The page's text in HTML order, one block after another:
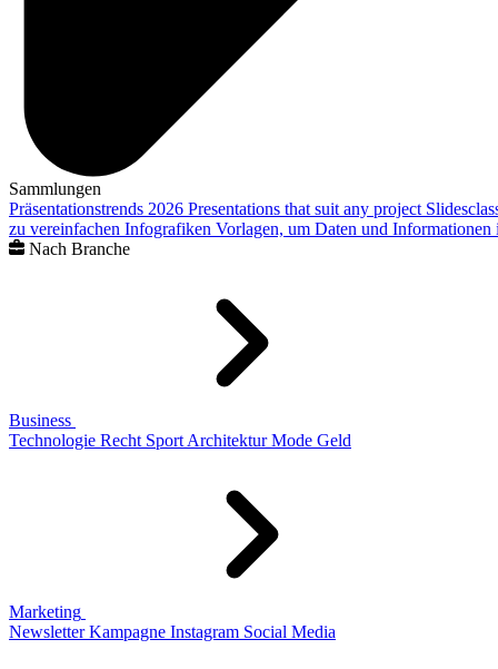
Sammlungen
Präsentationstrends 2026 Presentations that suit any project
zu vereinfachen Infografiken Vorlagen, um Daten und
Nach Branche
Business
Technologie Recht Sport Architektur Mode Geld
Marketing
Newsletter Kampagne Instagram Social Media